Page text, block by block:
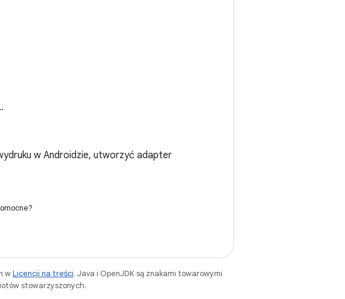
w Androidzie, utworzyć adapter
wLicencji na treści. Java i OpenJDK są znakami towarowymi
stowarzyszonych.